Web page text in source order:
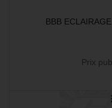
BBB
Prix